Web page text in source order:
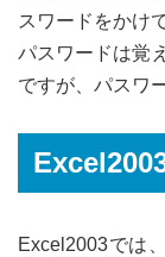
スワードをかけ
パスワードは覚
ですが、パスワ
Excel2003では